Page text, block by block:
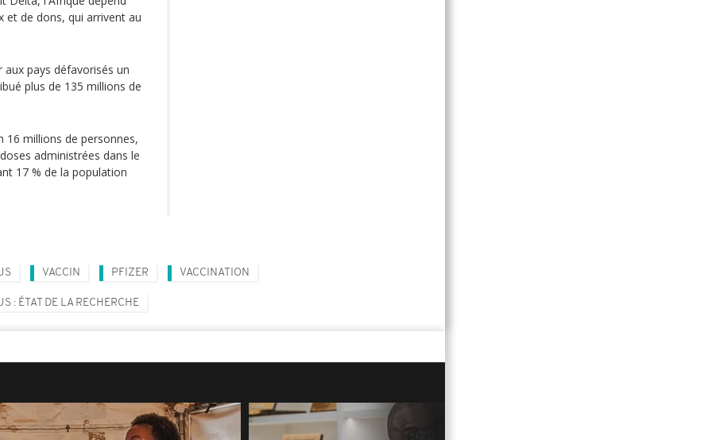
et de dons, qui arrivent au
aux pays défavorisés un
plus de 135 millions de
16 millions de personnes,
administrées dans le
17 % de la population
VACCIN PFIZER VACCINATION
: ÉTAT DE LA RECHERCHE